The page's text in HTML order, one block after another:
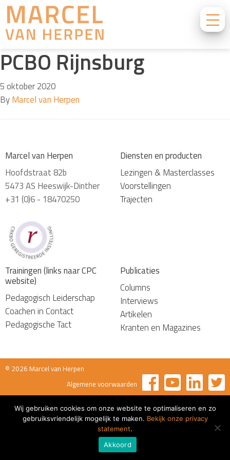
PCBO Rijnsburg
5 oktober 2020
ByMarcel van Herpen
Marcel van Herpen
Hoofdstraat 82b
5473 AS Heeswijk-Dinther
+31 (0)6 - 18470250
Diensten en producten
Lezingen & Masterclasses
Voorstellingen
Trajecten
Trainingen (links naar CPC
website)
Pedagogisch Leiderschap
Coachen in Contact
Pedagogische Tact
Publicaties
Columns
Interviews
Artikelen
Kranten en Magazines
© 2026 Marcel van Herpen
Algemene voorwaarden
Wij gebruiken cookies om onze website te optimaliseren en zo
gebruiksvriendelijk mogelijk te maken. Bekijk onze privacy
statement.
Akkoord